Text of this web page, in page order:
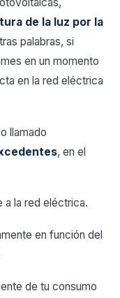
de la luz por la
palabras, si
en un momento
en la red eléctrica
llamado
, en el
a la red eléctrica.
en función del
de tu consumo